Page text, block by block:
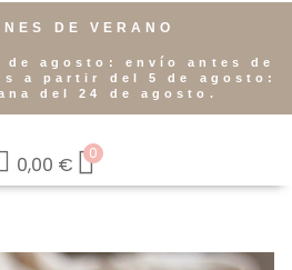
DE VERANO
de agosto: envío antes de
a partir del 5 de agosto:
del 24 de agosto.
0,00 € 0